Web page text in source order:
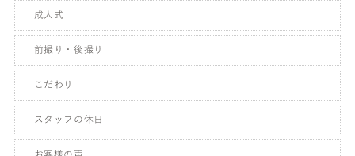
成人式
前撮り・後撮り
こだわり
スタッフの休日